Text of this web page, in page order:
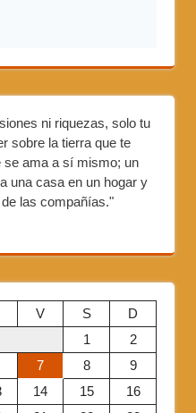
ni riquezas, solo tu
sobre la tierra que te
se ama a sí mismo; un
una casa en un hogar y
las compañías."
V S
D
1
2
7 8
9
14 15
16